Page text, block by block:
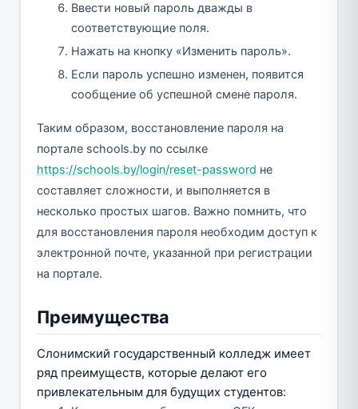
Ввести новый пароль дважды в
соответствующие поля.
Нажать на кнопку «Изменить пароль».
Если пароль успешно изменен, появится
сообщение об успешной смене пароля.
Таким образом, восстановление пароля на
портале schools.by по ссылке
https://schools.by/login/reset-password не
составляет сложности, и выполняется в
несколько простых шагов. Важно помнить, что
для восстановления пароля необходим доступ к
электронной почте, указанной при регистрации
на портале.
Преимущества
Слонимский государственный колледж имеет
ряд преимуществ, которые делают его
привлекательным для будущих студентов: